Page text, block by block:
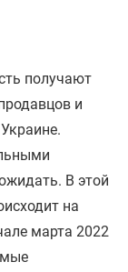
получают
и
В этой
на
марта 2022